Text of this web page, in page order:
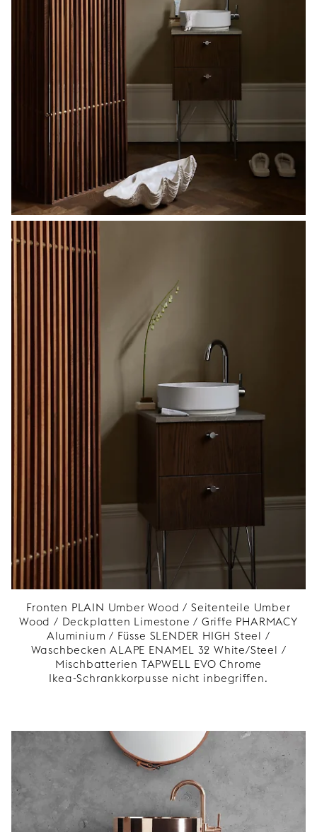
Fronten PLAIN Umber Wood / Seitenteile Umber
Wood / Deckplatten Limestone / Griffe PHARMACY
Aluminium / Füsse SLENDER HIGH Steel /
Waschbecken ALAPE ENAMEL 32 White/Steel /
Mischbatterien TAPWELL EVO Chrome
Ikea-Schrankkorpusse nicht inbegriffen.